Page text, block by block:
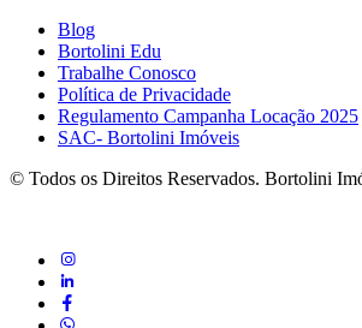
Blog
Bortolini Edu
Trabalhe Conosco
Política de Privacidade
Regulamento Campanha Locação 2025
SAC- Bortolini Imóveis
© Todos os Direitos Reservados. Bortolini
instagram
linkedin
Facebook
whatsapp